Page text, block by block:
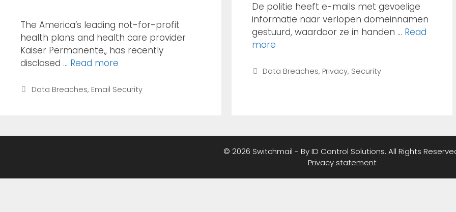
The America’s leading not-for-profit
health plans and health care provider
Kaiser Permanente,, has recently
disclosed … Read more
Data Breaches, Email Security
De politie heeft e-mails met gevoelige
informatie naar verlopen domeinnamen
gestuurd, waardoor ze in handen … Read
more
Data Breaches, Privacy, Security
© 2026 Switchmail - By ID Control Solutions. All Rights
Privacy statement